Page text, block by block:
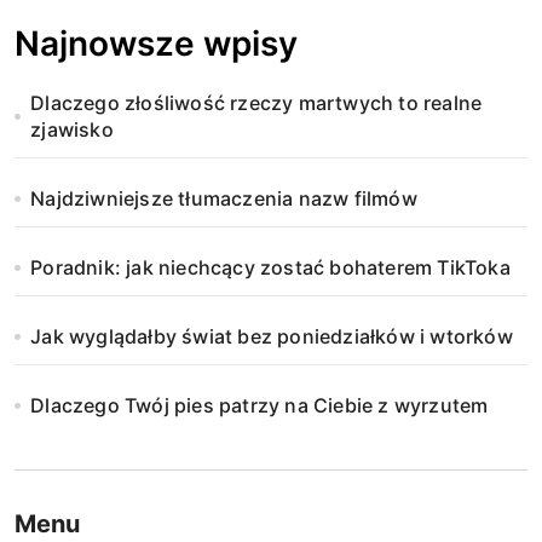
Najnowsze wpisy
Dlaczego złośliwość rzeczy martwych to realne
zjawisko
Najdziwniejsze tłumaczenia nazw filmów
Poradnik: jak niechcący zostać bohaterem TikToka
Jak wyglądałby świat bez poniedziałków i wtorków
Dlaczego Twój pies patrzy na Ciebie z wyrzutem
Menu